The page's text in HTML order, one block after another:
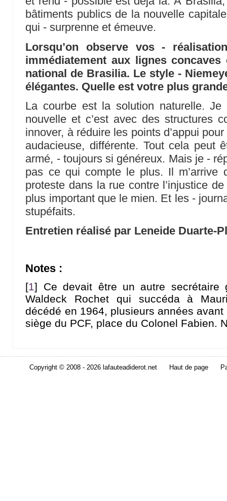
bâtiments publics de la nouvelle
qui - surprenne et émeuve.
Lorsqu’on observe vos -
immédiatement aux lignes
national de Brasilia. Le style -
élégantes. Quelle est votre plus
La courbe est la solution naturelle. Je
nouvelle et c’est avec des structures
innover, à réduire les points d’appui
audacieuse, différente. Tout cela peut
armé, - toujours si généreux. Mais je -
pas ce qui compte le plus. Il m’arrive
proteste dans la rue contre l’injustice
plus important que le mien. Et les -
stupéfaits.
Entretien réalisé par Leneide Duarte-
Notes :
[1] Ce devait être un autre secrétaire
Waldeck Rochet qui succéda à
décédé en 1964, plusieurs années
siège du PCF, place du Colonel Fabien.
Copyright © 2008 - 2026 lafauteadiderot.net Haut de page